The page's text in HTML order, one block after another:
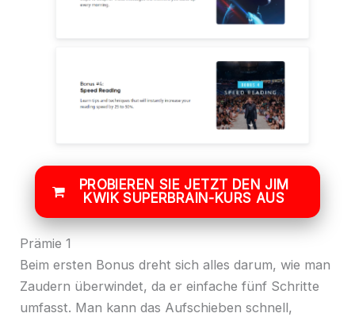
PROBIEREN SIE JETZT DEN JIM
KWIK SUPERBRAIN-KURS AUS
Prämie 1
Beim ersten Bonus dreht sich alles darum, wie man
Zaudern überwindet, da er einfache fünf Schritte
umfasst. Man kann das Aufschieben schnell,